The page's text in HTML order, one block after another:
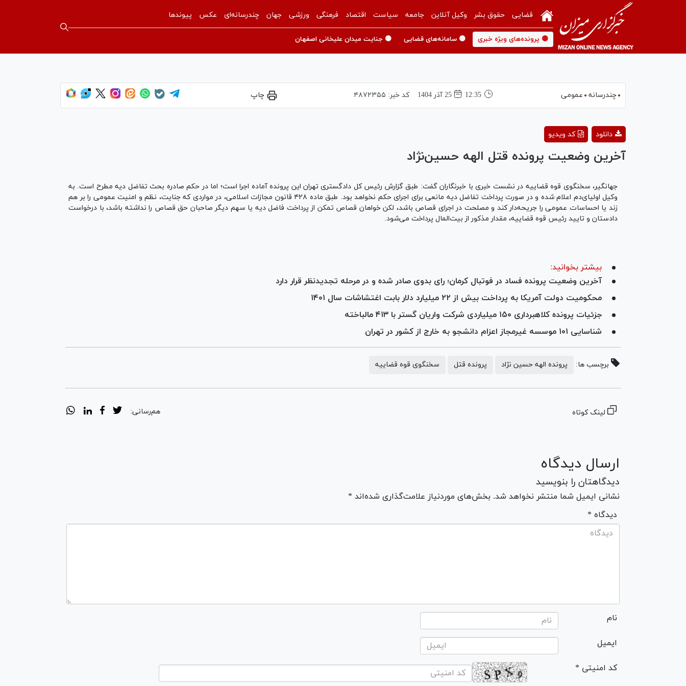
قضایی حقوق بشر وکیل آنلاین جامعه سیاست اقتصاد فرهنگی ورزشی جهان چندرسانه‌ای عکس پیوندها
🟡 پرونده‌های ویژه خبری 🟡 سامانه‌های قضایی 🟡 جنایت میدان علیخانی اصفهان
چندرسانه عمومی 12:35 25 آذر 1404 کد خبر: ۴۸۷۲۳۵۵ چاپ
کد ویدیو دانلود
آخرین وضعیت پرونده قتل الهه حسین‌نژاد
جهانگیر، سخنگوی قوه قضاییه در نشست خبری با خبرنگاران گفت: طبق گزارش رئیس کل دادگستری تهران این پرونده آماده اجرا است؛ اما در حکم صادره بحث تفاضل دیه مطرح است. به
وکیل اولیای‌دم اعلام شده و در صورت پرداخت تفاضل دیه مانعی برای اجرای حکم نخواهد بود. طبق ماده ۴۲۸ قانون مجازات اسلامی، در مواردی که جنایت، نظم و امنیت عمومی را بر هم
زند یا احساسات عمومی را جریحه‌دار کند و مصلحت در اجرای قصاص باشد، لکن خواهان قصاص تمکن از پرداخت فاضل دیه یا سهم دیگر صاحبان حق قصاص را نداشته باشد، با درخواست
دادستان و تایید رئیس قوه قضاییه، مقدار مذکور از بیت‌المال پرداخت می‌شود.
بیشتر بخوانید:
آخرین وضعیت پرونده فساد در فوتبال کرمان؛ رای بدوی صادر شده و در مرحله تجدیدنظر قرار دارد
محکومیت دولت آمریکا به پرداخت بیش از ۲۲ میلیارد دلار بابت اغتشاشات سال ۱۴۰۱
جزئیات پرونده کلاهبرداری ۱۵۰ میلیاردی شرکت واریان گستر با ۴۱۳ مالباخته
شناسایی ۱۰۱ موسسه غیرمجاز اعزام دانشجو به خارج از کشور در تهران
برچسب ها: پرونده الهه حسین نژاد پرونده قتل سخنگوی قوه قضاییه
لینک کوتاه هم‌رسانی:
ارسال دیدگاه
دیدگاهتان را بنویسید
نشانی ایمیل شما منتشر نخواهد شد. بخش‌های موردنیاز علامت‌گذاری شده‌اند *
* دیدگاه
نام
ایمیل
* کد امنیتی